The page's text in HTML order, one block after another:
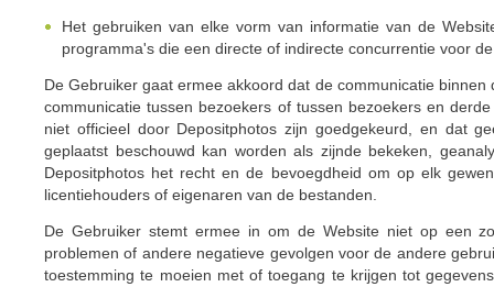
Het gebruiken van elke vorm van informatie van de
programma's die een directe of indirecte concurrentie voor
De Gebruiker gaat ermee akkoord dat de communicatie
communicatie tussen bezoekers of tussen bezoekers en
niet officieel door Depositphotos zijn goedgekeurd, en dat
geplaatst beschouwd kan worden als zijnde bekeken,
Depositphotos het recht en de bevoegdheid om op elk
licentiehouders of eigenaren van de bestanden.
De Gebruiker stemt ermee in om de Website niet op een
problemen of andere negatieve gevolgen voor de andere
toestemming te moeien met of toegang te krijgen tot